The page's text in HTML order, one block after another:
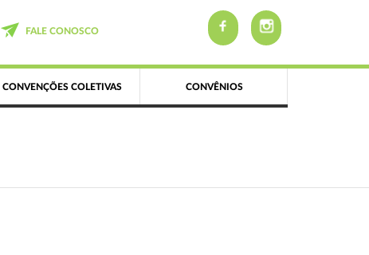
FALE CONOSCO
CONVENÇÕES COLETIVAS CONVÊNIOS